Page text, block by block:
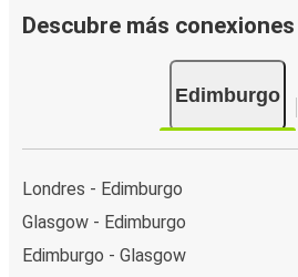
Descubre más
Edimburgo
Londres - Edimburgo
Glasgow - Edimburgo
Edimburgo - Glasgow